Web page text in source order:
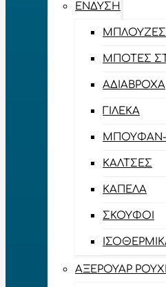
ΈΝΔΥΣΗ
ΜΠΛΟΎΖΕΣ
ΜΠΌΤΕΣ
ΑΔΙΆΒΡΟΧΑ
ΓΙΛΈΚΑ
ΜΠΟΥΦΆΝ-
ΚΆΛΤΣΕΣ
ΚΑΠΈΛΑ
ΣΚΟΎΦΟΙ
ΑΞΕΡΟΥΆΡ